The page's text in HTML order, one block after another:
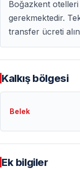
Ana rota orman ve
zemin veya yerel
Önemli
Antalya ve Belek
kararı gereği
Bu kural bölgedeki
Boğazkent
gerekmektedir.
transfer ücreti
Kalkış bölgesi
Belek
Ek bilgiler